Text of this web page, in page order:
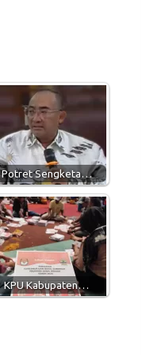
Potret Sengketa…
KPU Kabupaten…